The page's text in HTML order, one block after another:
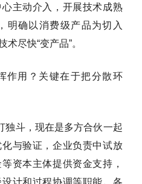
主动介入，开展技术成熟
明确以消费级产品为切入
尽快“变产品”。
作用？关键在于把分散环
独斗，现在是多方合伙一起
与验证，企业负责中试放
资本主体提供资金支持，
计和过程协调等职能。各